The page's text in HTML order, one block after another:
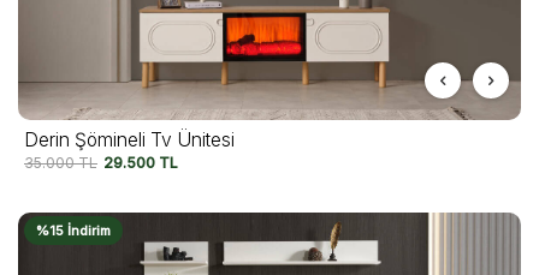
Derin Şömineli Tv Ünitesi
35.000TL 29.500 TL
%15 İndirim